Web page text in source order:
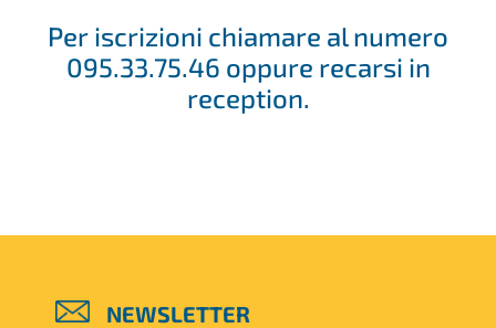
Per iscrizioni chiamare al numero
095.33.75.46 oppure recarsi in
reception.
NEWSLETTER